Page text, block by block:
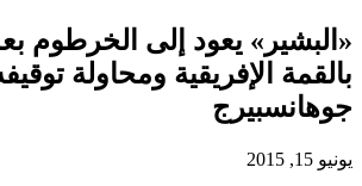
«البشير» يعود إلى الخرطوم
بالقمة الإفريقية ومحاولة
جوهانسبيرج
يونيو 15, 2015